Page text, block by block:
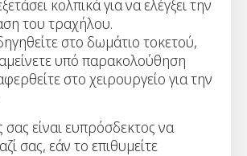
κολπικά για να ελέγξει την
του τραχήλου.
στο δωμάτιο τοκετού,
υπό παρακολούθηση
στο χειρουργείο για την
είναι ευπρόσδεκτος να
σας, εάν το επιθυμείτε